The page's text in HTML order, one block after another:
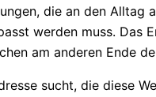
die an den
werden muss. Das
am anderen Ende
sucht, die diese